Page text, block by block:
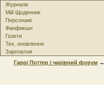
Журнали
Мій Щоденник
Персонажі
Фанфикшн
Газети
Тех. оновлення
Зарплатня
Гаррі Поттер і чарівний форум→